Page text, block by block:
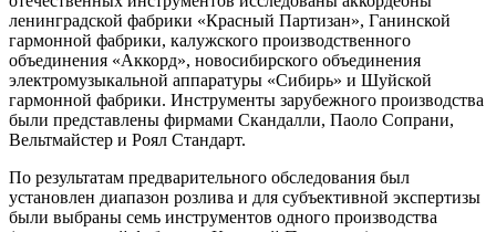
ленинградской фабрики «Красный Партизан», Ганинской
гармонной фабрики, калужского производственного
объединения «Аккорд», новосибирского объединения
электромузыкальной аппаратуры «Сибирь» и Шуйской
гармонной фабрики. Инструменты зарубежного производства
были представлены фирмами Скандалли, Паоло Сопрани,
Вельтмайстер и Роял Стандарт.
По результатам предварительного обследования был
установлен диапазон розлива и для субъективной экспертизы
были выбраны семь инструментов одного производства